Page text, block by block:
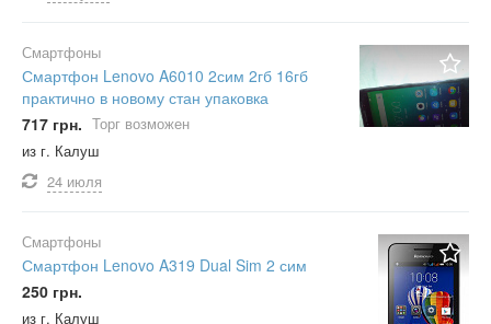
Смартфоны
Смартфон Lenovo A6010 2сим 2гб 16гб
практично в новому стан упаковка
717 грн. Торг возможен
из г. Калуш
24 июля
Смартфоны
Смартфон Lenovo A319 Dual Sim 2 сим
250 грн.
из г. Калуш